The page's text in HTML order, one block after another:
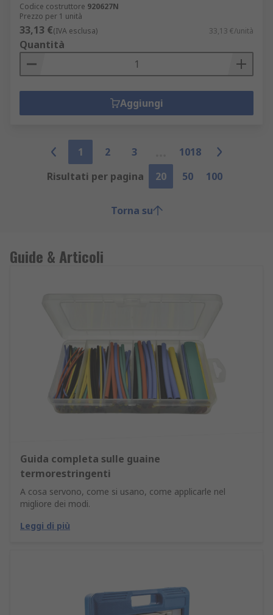
Codice costruttore 920627N
Prezzo per 1 unità
33,13 €(IVA esclusa) 33,13 €/unità
Quantità
Aggiungi
1 2 3
1018
Risultati per pagina
20 50 100
Torna su
Guide & Articoli
Guida completa sulle guaine
termorestringenti
A cosa servono, come si usano, come applicarle nel
migliore dei modi.
Leggi di più